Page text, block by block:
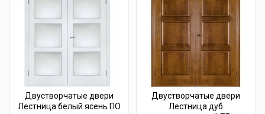
Двустворчатые двери
Лестница белый ясень ПО
Двустворчатые двери
Лестница дуб